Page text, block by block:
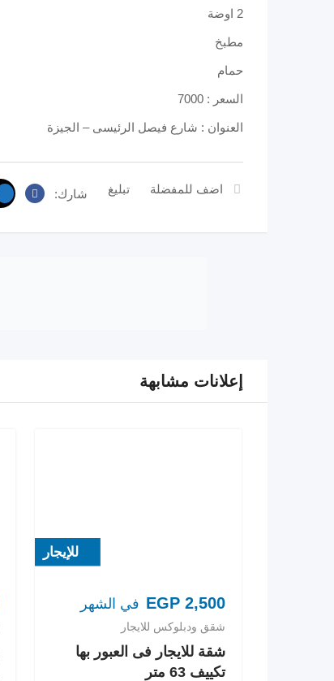
2 اوضة
مطبخ
حمام
السعر : 7000
العنوان : شارع فيصل الرئيسى – الجيزة
اضف للمفضلة تبليغ شارك:
إعلانات مشابهة
للإيجار
EGP 2,500 في الشهر
شقق ودبلوكس للايجار
شقة للايجار فى العبور بها
تكييف 63 متر